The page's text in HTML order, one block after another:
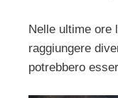
Nelle ultime ore
raggiungere
potrebbero